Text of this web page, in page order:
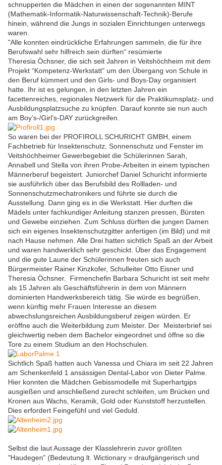
schnupperten die Mädchen in einen der sogenannten MINT
(Mathematik-Informatik-Naturwissenschaft-Technik)-Berufe
hinein, während die Jungs in sozialen Einrichtungen unterwegs
waren.
"Alle konnten eindrückliche Erfahrungen sammeln, die für ihre
Berufswahl sehr hilfreich sein dürften“ resümierte
Theresia Öchsner, die sich seit Jahren in Veitshöchheim mit dem
Projekt “Kompetenz-Werkstatt" um den Übergang von Schule in
den Beruf kümmert und den Girls- und Boys-Day organisiert
hatte. Ihr ist es gelungen, in den letzten Jahren ein
facettenreiches, regionales Netzwerk für die Praktikumsplatz- und
Ausbildungsplatzsuche zu knüpfen. Darauf konnte sie nun auch
am Boy’s-/Girl’s-DAY zurückgreifen.
So waren bei der PROFIROLL SCHURICHT GMBH, einem
Fachbetrieb für Insektenschutz, Sonnenschutz und Fenster im
Veitshöchheimer Gewerbegebiet die Schülerinnen Sarah,
Annabell und Stella von ihren Probe-Arbeiten in einem typischen
Männerberuf begeistert. Juniorchef Daniel Schuricht informierte
sie ausführlich über das Berufsbild des Rollladen- und
Sonnenschutzmechatronikers und führte sie durch die
Ausstellung. Dann ging es in die Werkstatt. Hier durften die
Mädels unter fachkundiger Anleitung stanzen pressen, Bürsten
und Gewebe einziehen. Zum Schluss dürften die jungen Damen
sich ein eigenes Insektenschutzgitter anfertigen (im Bild) und mit
nach Hause nehmen. Alle Drei hatten sichtlich Spaß an der Arbeit
und waren handwerklich sehr geschickt. Über das Engagement
und die gute Laune der Schülerinnen freuten sich auch
Bürgermeister Rainer Kinzkofer, Schulleiter Otto Eisner und
Theresia Öchsner. Firmenchefin Barbara Schuricht ist seit mehr
als 15 Jahren als Geschäftsführerin in dem von Männern
dominierten Handwerksbereich tätig. Sie würde es begrüßen,
wenn künftig mehr Frauen Interesse an diesem
abwechslungsreichen Ausbildungsberuf zeigen würden. Er
eröffne auch die Weiterbildung zum Meister. Der Meisterbrief sei
gleichwertig neben dem Bachelor eingeordnet und öffne so die
Tore zu einem Studium an den Hochschulen.
Sichtlich Spaß hatten auch Vanessa und Chiara im seit 22 Jahren
am Schenkenfeld 1 ansässigen Dental-Labor von Dieter Palme.
Hier konnten die Mädchen Gebissmodelle mit Superhartgips
ausgießen und anschließend zurecht schleifen, um Brücken und
Kronen aus Wachs, Keramik, Gold oder Kunststoff herzustellen.
Dies erfordert Feingefühl und viel Geduld.
Selbst die laut Aussage der Klasslehrerin zuvor größten
"Haudegen" (Bedeutung lt. Wictionary = draufgängerisch und